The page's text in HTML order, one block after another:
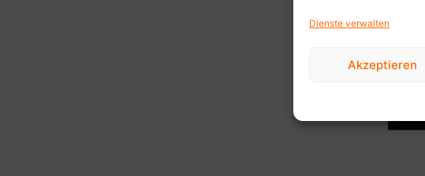
Dienste verwalten
Akzeptieren